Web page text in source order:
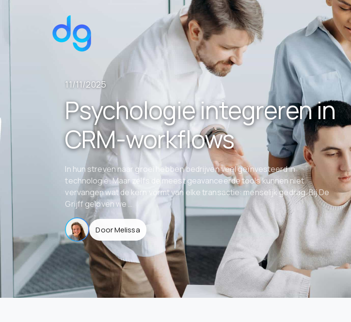
11/11/2025
Psychologie integreren in
CRM-workflows
In hun streven naar groei hebben bedrijven veel geïnvesteerd in
technologie. Maar zelfs de meest geavanceerde tools kunnen niet
vervangen wat de kern vormt van elke transactie: menselijk gedrag. Bij De
Grijff geloven we …
Door Melissa